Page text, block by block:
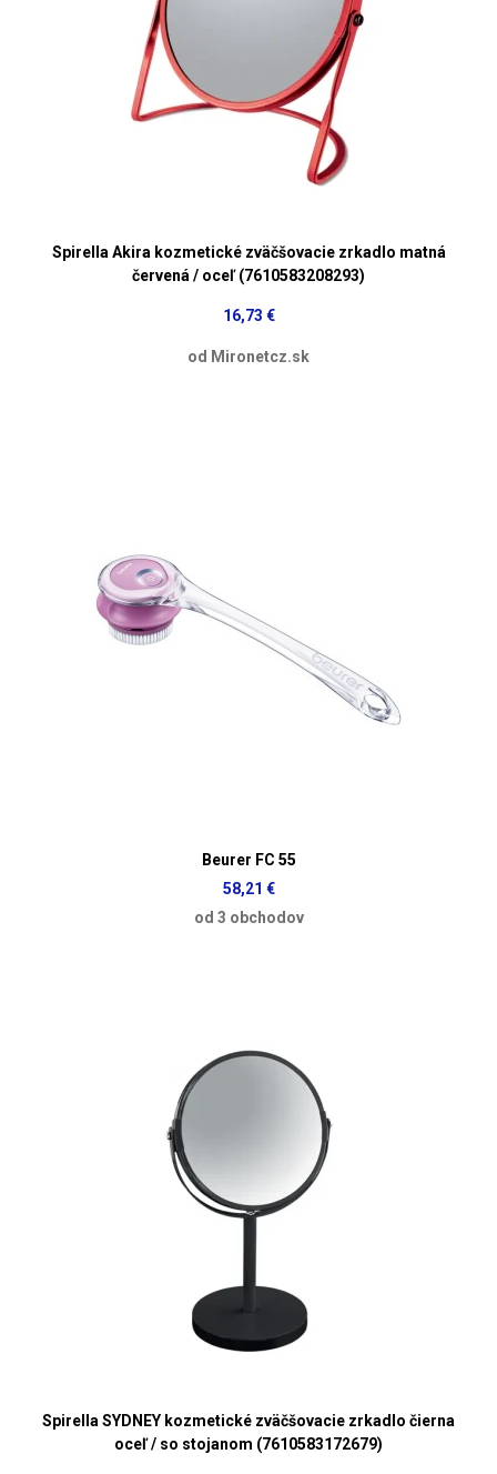
Spirella Akira kozmetické zväčšovacie zrkadlo matná
červená / oceľ (7610583208293)
16,73 €
od Mironetcz.sk
Beurer FC 55
58,21 €
od 3 obchodov
Spirella SYDNEY kozmetické zväčšovacie zrkadlo čierna
oceľ / so stojanom (7610583172679)